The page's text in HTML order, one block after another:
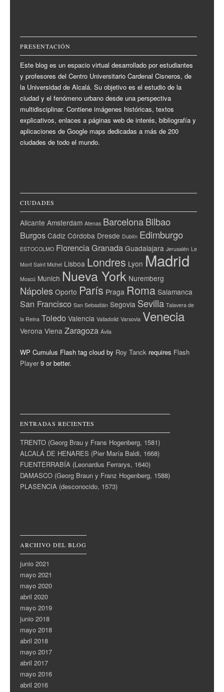
PRESENTACIÓN
Este blog es un espacio virtual desarrollado por estudiantes
y profesores del Centro Universitario Cardenal Cisneros, de
la Universidad de Alcalá. Su objetivo es el estudio de la
ciudad y el fenómeno urbano desde una perspectiva
multidisciplinar. Contiene imágenes históricas, textos
explicativos, enlaces a páginas web de interés, bibliografía y
aplicaciones de Google maps dedicadas a más de 200
ciudades de todo el mundo.
CIUDADES
Alicante Amsterdam Atenas BarcelonaBilbao
Burgos Cádiz Córdoba Dresde Dublín Edimburgo
ESTOCOLMO FlorenciaGranada Guadalajara Jerusalén Le
Mont Saint Michel Lisboa Londres Lyon Madrid
Moscú Munich Nueva York Nuremberg
Nápoles Oporto París Praga Roma Salamanca
San Francisco San Sebastián Segovia Sevilla Talavera de
la Reina Toledo Valencia Valladolid Varsovia Venecia
Verona Viena Zaragoza Ávila
WP Cumulus Flash tag cloud by Roy Tanck requires Flash
Player9 or better.
ENTRADAS RECIENTES
TRENTO (Georg Brau y Frans Hogenberg, 1581)
ALCALÁ DE HENARES (Pier María Baldi, 1668)
FUENTERRABÍA (Leonardus Ferrarys, 1640)
DAMASCO (Georg Braun y Franz Hogenberg, 1588)
PLASENCIA (desconocido, 1573)
ARCHIVO DEL BLOG
junio 2021
mayo 2021
mayo 2020
abril 2020
mayo 2019
junio 2018
mayo 2018
abril 2018
mayo 2017
abril 2017
mayo 2016
abril 2016